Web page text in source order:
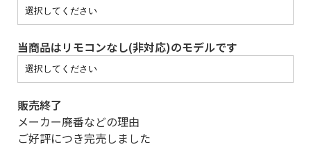
当商品はリモコンなし(非対応)のモデルです
販売終了
メーカー廃番などの理由
ご好評につき完売しました